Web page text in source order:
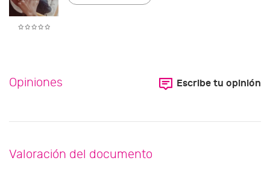
Opiniones Escribe tu opinión
Valoración del documento